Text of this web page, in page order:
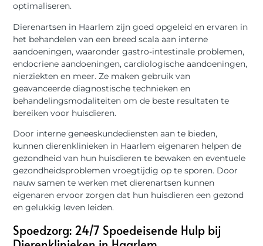
optimaliseren.
Dierenartsen in Haarlem zijn goed opgeleid en ervaren in
het behandelen van een breed scala aan interne
aandoeningen, waaronder gastro-intestinale problemen,
endocriene aandoeningen, cardiologische aandoeningen,
nierziekten en meer. Ze maken gebruik van
geavanceerde diagnostische technieken en
behandelingsmodaliteiten om de beste resultaten te
bereiken voor huisdieren.
Door interne geneeskundediensten aan te bieden,
kunnen dierenklinieken in Haarlem eigenaren helpen de
gezondheid van hun huisdieren te bewaken en eventuele
gezondheidsproblemen vroegtijdig op te sporen. Door
nauw samen te werken met dierenartsen kunnen
eigenaren ervoor zorgen dat hun huisdieren een gezond
en gelukkig leven leiden.
Spoedzorg: 24/7 Spoedeisende Hulp bij